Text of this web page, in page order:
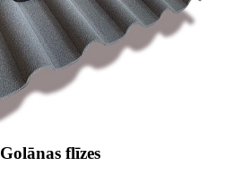
Golānas flīzes